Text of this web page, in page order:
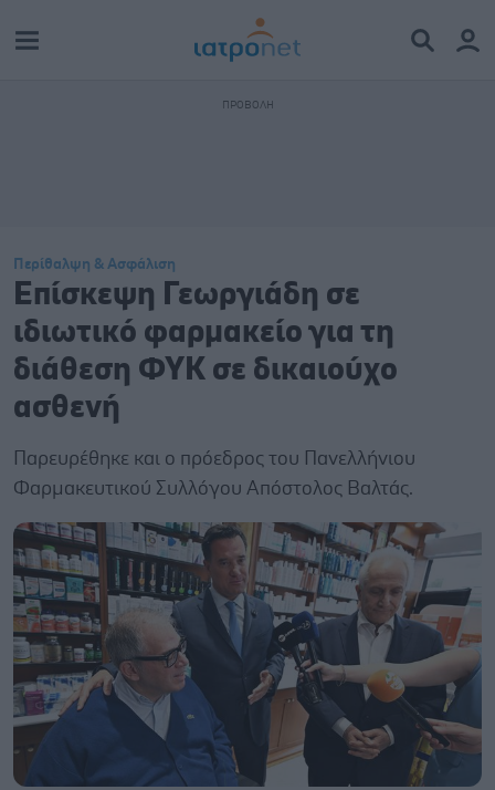
Περίθαλψη & Ασφάλιση
Επίσκεψη Γεωργιάδη σε
ιδιωτικό φαρμακείο για τη
διάθεση ΦΥΚ σε δικαιούχο
ασθενή
Παρευρέθηκε και ο πρόεδρος του Πανελλήνιου
Φαρμακευτικού Συλλόγου Απόστολος Βαλτάς.